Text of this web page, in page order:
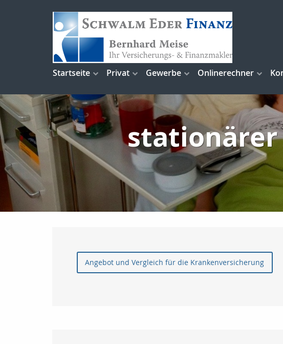
Startseite Privat Gewerbe Onlinerechner
stationärer
Angebot und Vergleich für die Krankenversicherung